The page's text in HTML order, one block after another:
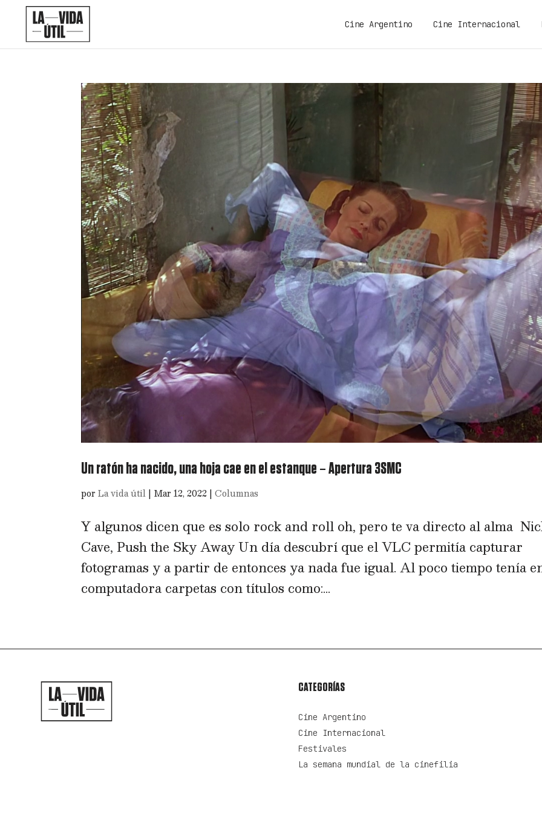
Cine Argentino Cine Internacional
Un ratón ha nacido, una hoja cae en el estanque – Apertura 3SMC
porLa vida útil | Mar 12, 2022 |Columnas
Y algunos dicen que es solo rock and roll oh, pero te va directo al alma
Cave, Push the Sky Away Un día descubrí que el VLC permitía capturar
fotogramas y a partir de entonces ya nada fue igual. Al poco tiempo tenía
computadora carpetas con títulos como:...
CATEGORÍAS
Cine Argentino
Cine Internacional
Festivales
La semana mundial de la cinefilia